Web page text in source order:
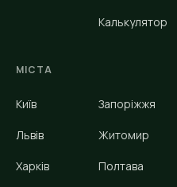
Калькулятор
МІСТА
Київ
Львів
Харків
Запоріжжя
Житомир
Полтава